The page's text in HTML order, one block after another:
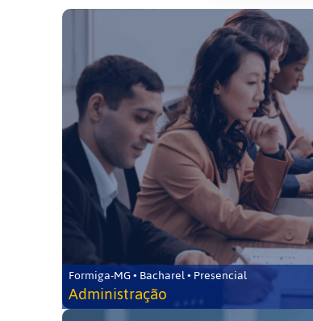
Formiga-MG • Bacharel • Presencial
Administração